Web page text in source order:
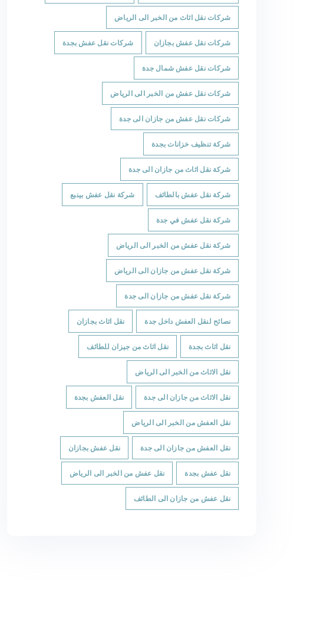
شركات نقل اثاث من الخبر الى الرياض
شركات نقل عفش بجازان شركات نقل عفش بجدة
شركات نقل عفش شمال جدة
شركات نقل عفش من الخبر الى الرياض
شركات نقل عفش من جازان الى جدة
شركة تنظيف خزانات بجدة
شركة نقل اثاث من جازان الى جدة
شركة نقل عفش بالطائف شركة نقل عفش بينبع
شركة نقل عفش في جدة
شركة نقل عفش من الخبر الى الرياض
شركة نقل عفش من جازان الى الرياض
شركة نقل عفش من جازان الى جدة
نصائح لنقل العفش داخل جدة نقل اثاث بجازان
نقل اثاث بجدة نقل اثاث من جيزان للطائف
نقل الاثاث من الخبر الى الرياض
نقل الاثاث من جازان الى جدة نقل العفش بجدة
نقل العفش من الخبر الى الرياض
نقل العفش من جازان الى جدة نقل عفش بجازان
نقل عفش بجدة نقل عفش من الخبر الى الرياض
نقل عفش من جازان الى الطائف